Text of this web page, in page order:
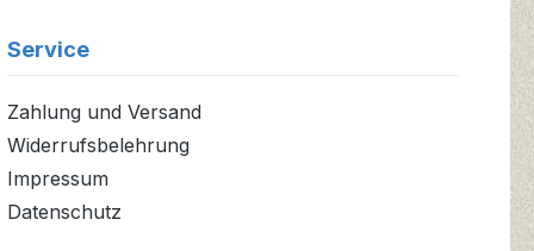
Service
Zahlung und Versand
Widerrufsbelehrung
Impressum
Datenschutz